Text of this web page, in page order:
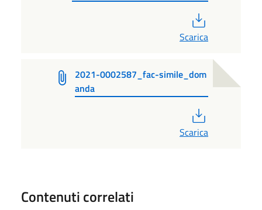
Scarica
2021-0002587_fac-simile_dom
anda
Scarica
Contenuti correlati